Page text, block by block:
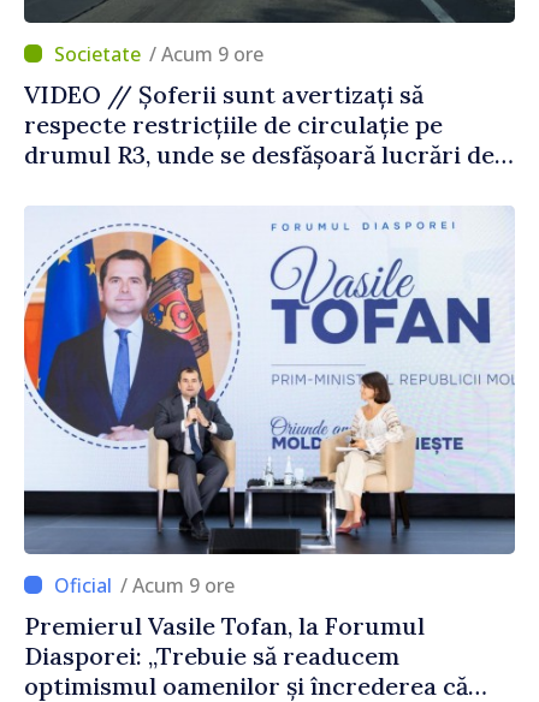
/ Acum 9 ore
VIDEO // Șoferii sunt avertizați să
respecte restricțiile de circulație pe
drumul R3, unde se desfășoară lucrări de
/ Acum 9 ore
Premierul Vasile Tofan, la Forumul
Diasporei: „Trebuie să readucem
optimismul oamenilor și încrederea că